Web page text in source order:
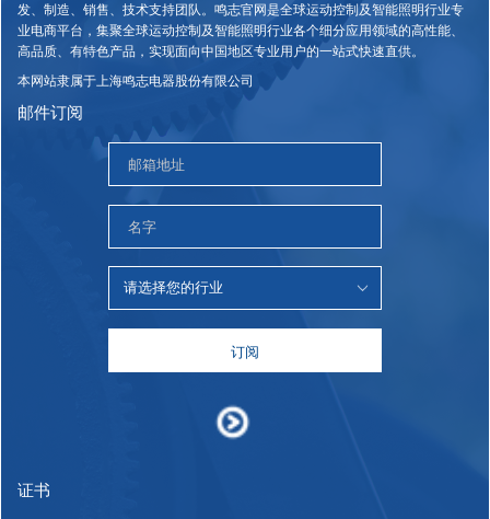
发、制造、销售、技术支持团队。鸣志官网是全球运动控制及智能照明行业专
业电商平台，集聚全球运动控制及智能照明行业各个细分应用领域的高性能、
高品质、有特色产品，实现面向中国地区专业用户的一站式快速直供。
本网站隶属于上海鸣志电器股份有限公司
邮件订阅
订阅
证书